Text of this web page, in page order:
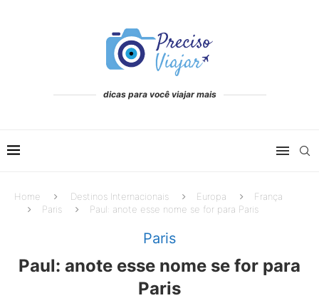
dicas para você viajar mais
Home Destinos Internacionais Europa
França
Paris
Paul: anote esse nome se for para Paris
Paris
Paul: anote esse nome se for para
Paris